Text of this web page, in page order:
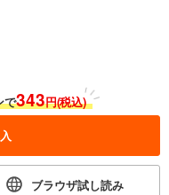
で343円(税込)
ブラウザ試し読み